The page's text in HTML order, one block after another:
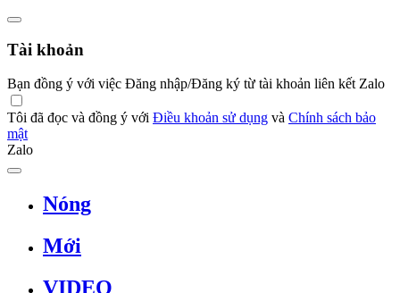
Tài khoản
Bạn đồng ý với việc Đăng nhập/Đăng ký từ tài khoản liên kết Zalo
Tôi đã đọc và đồng ý với Điều khoản sử dụng và Chính sách bảo
mật
Zalo
Nóng
Mới
VIDEO